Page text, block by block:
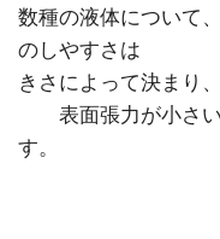
数種の液体について
のしやすさは
きさによ
表面張力が小さい
す。